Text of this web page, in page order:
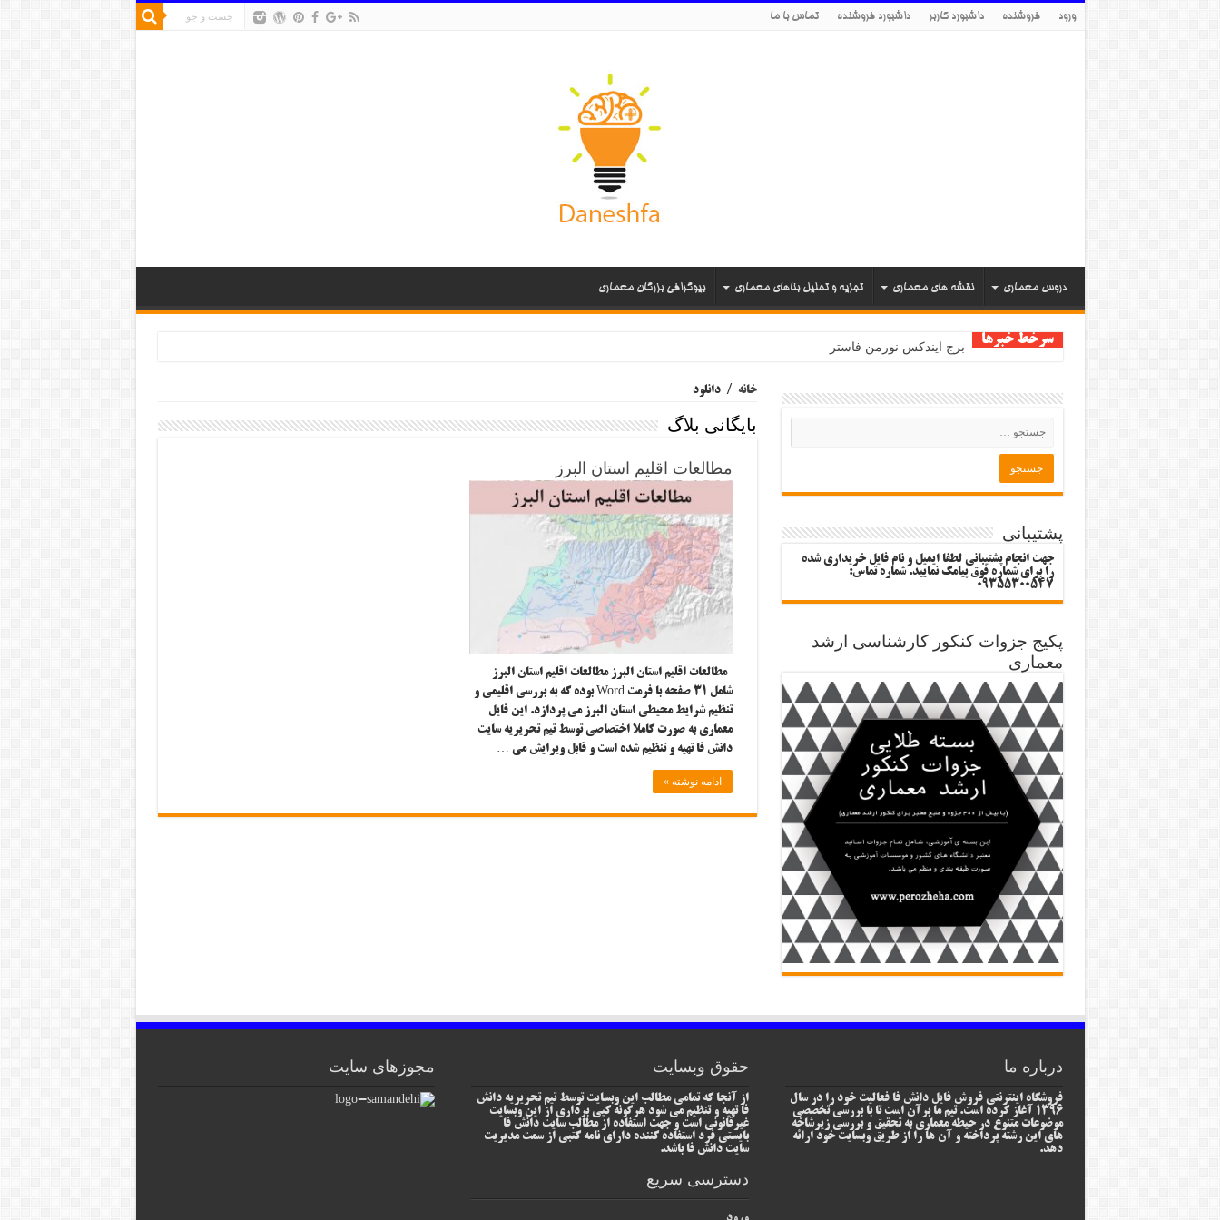
ورود فروشنده داشبورد کاربر داشبورد فروشنده تماس با ما
دروس معماری نقشه های معماری تجزیه و تحلیل بناهای معماری بیوگرافی بزرگان معماری
سرخط خبرها برج ایندکس نورمن فاستر
خانه / دانلود
بایگانی بلاگ
مطالعات اقلیم استان البرز
مطالعات اقلیم استان البرز مطالعات اقلیم استان البرز
شامل ۳۱ صفحه با فرمت Word بوده که به بررسی اقلیمی و
تنظیم شرایط محیطی استان البرز می پردازد. این فایل
معماری به صورت کاملا اختصاصی توسط تیم تحریریه سایت
دانش فا تهیه و تنظیم شده است و قابل ویرایش می …
ادامه نوشته »
پشتیبانی
جهت انجام پشتیبانی لطفا ایمیل و نام فایل خریداری شده
را برای شماره فوق پیامک نمایید. شماره تماس:
09355300547
پکیج جزوات کنکور کارشناسی ارشد
معماری
درباره ما
فروشگاه اینترنتی فروش فایل دانش فا فعالیت خود را در سال
1396 آغاز کرده است. تیم ما برآن است تا با بررسی تخصصی
موضوعات متنوع در حیطه معماری به تحقیق و بررسی زیرشاخه
های این رشته پرداخته و آن ها را از طریق وبسایت خود ارائه
دهد.
حقوق وبسایت
از آنجا که تمامی مطالب این وبسایت توسط تیم تحریریه دانش
فا تهیه و تنظیم می شود هرگونه کپی برداری از این وبسایت
غیرقانونی است و جهت استفاده از مطالب سایت دانش فا
بایستی فرد استفاده کننده دارای نامه کتبی از سمت مدیریت
سایت دانش فا باشد.
دسترسی سریع
مجوزهای سایت